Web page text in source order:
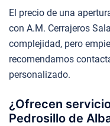
El precio de una
con A.M. Cerrajeros
complejidad, pero
recomendamos
personalizado.
¿Ofrecen
Pedrosillo de